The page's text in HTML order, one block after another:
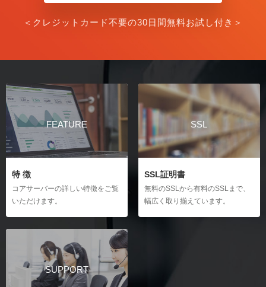
＜クレジットカード不要の30日間無料お試し付き＞
FEATURE
特 徴
コアサーバーの詳しい特徴をご覧
いただけます。
SSL
SSL証明書
無料のSSLから有料のSSLまで、
幅広く取り揃えています。
SUPPORT